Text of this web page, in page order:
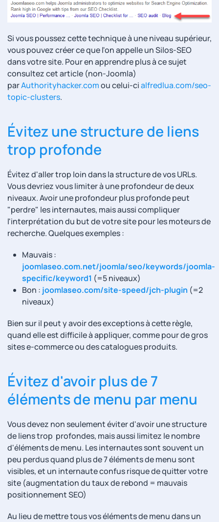
Si vous poussez cette technique à une niveau supérieur,
vous pouvez créer ce que l'on appelle un Silos-SEO
dans votre site. Pour en apprendre plus à ce sujet
consultez cet article (non-Joomla)
parAuthorityhacker.comou celui-cialfredlua.com/seo-
topic-clusters.
Évitez une structure de liens
trop profonde
Évitez d'aller trop loin dans la structure de vos URLs.
Vous devriez vous limiter à une profondeur de deux
niveaux. Avoir une profondeur plus profonde peut
"perdre" les internautes, mais aussi compliquer
l'interprétation du but de votre site pour les moteurs de
recherche. Quelques exemples :
Mauvais :
joomlaseo.com.net/joomla/seo/keywords/joomla-
specific/keyword1 (=5 niveaux)
Bon : joomlaseo.com/site-speed/jch-plugin (=2
niveaux)
Bien sur il peut y avoir des exceptions à cette règle,
quand elle est difficile à appliquer, comme pour de gros
sites e-commerce ou des catalogues produits.
Évitez d'avoir plus de 7
éléments de menu par menu
Vous devez non seulement éviter d'avoir une structure
de liens trop profondes, mais aussi limitez le nombre
d'éléments de menu. Les internautes sont souvent un
peu perdus quand plus de 7 éléments de menu sont
visibles, et un internaute confus risque de quitter votre
site (augmentation du taux de rebond = mauvais
positionnement SEO)
Au lieu de mettre tous vos éléments de menu dans un